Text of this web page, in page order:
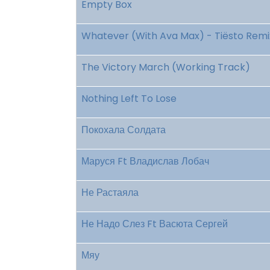
Empty Box
Whatever (With Ava Max) - Tiësto
The Victory March (Working Track)
Nothing Left To Lose
Покохала Солдата
Маруся Ft Владислав Лобач
Не Растаяла
Не Надо Слез Ft Васюта Сергей
Мяу